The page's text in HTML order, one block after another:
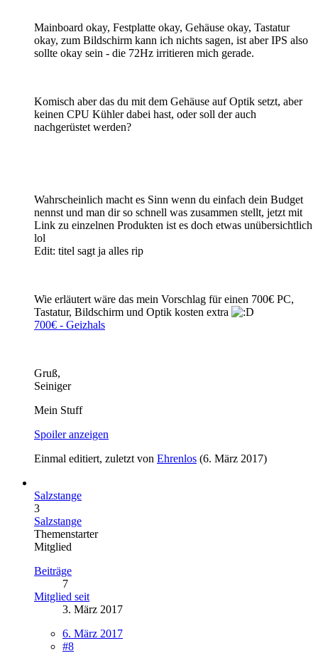
Mainboard okay, Festplatte okay, Gehäuse okay, Tastatur
okay, zum Bildschirm kann ich nichts sagen, ist aber IPS also
sollte okay sein - die 72Hz irritieren mich gerade.
Komisch aber das du mit dem Gehäuse auf Optik setzt, aber
keinen CPU Kühler dabei hast, oder soll der auch
nachgerüstet werden?
Wahrscheinlich macht es Sinn wenn du einfach dein Budget
nennst und man dir so schnell was zusammen stellt, jetzt mit
Link zu einzelnen Produkten ist es doch etwas unübersichtlich
lol
Edit: titel sagt ja alles rip
Wie erläutert wäre das mein Vorschlag für einen 700€ PC,
Tastatur, Bildschirm und Optik kosten extra
700€ - Geizhals
Gruß,
Seiniger
Mein Stuff
Spoiler anzeigen
Einmal editiert, zuletzt von Ehrenlos (6. März 2017)
Salzstange
3
Salzstange
Themenstarter
Mitglied
Beiträge
7
Mitglied seit
3. März 2017
6. März 2017
#8